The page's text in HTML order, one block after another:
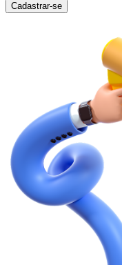
Cadastrar-se